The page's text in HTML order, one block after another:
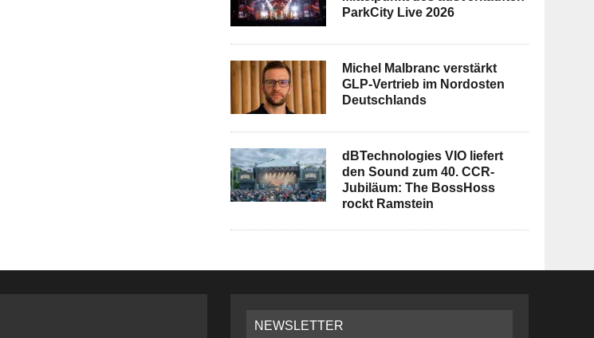
ParkCity Live 2026
Michel Malbranc verstärkt
GLP-Vertrieb im Nordosten
Deutschlands
dBTechnologies VIO liefert
den Sound zum 40. CCR-
Jubiläum: The BossHoss
rockt Ramstein
NEWSLETTER